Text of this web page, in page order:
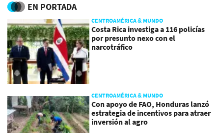
EN PORTADA
CENTROAMÉRICA & MUNDO
Costa Rica investiga a 116 policías
por presunto nexo con el
narcotráfico
CENTROAMÉRICA & MUNDO
Con apoyo de FAO, Honduras lanzó
estrategia de incentivos para atraer
inversión al agro